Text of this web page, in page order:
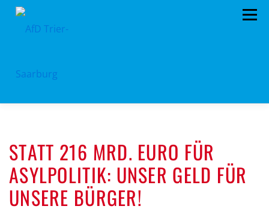
Zum
Menü
AKTUELLES TERMINE MITMACHEN!
KONTAKT
STATT 216 MRD. EURO FÜR
ASYLPOLITIK: UNSER GELD FÜR
UNSERE BÜRGER!